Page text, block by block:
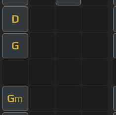
D
G
Gm